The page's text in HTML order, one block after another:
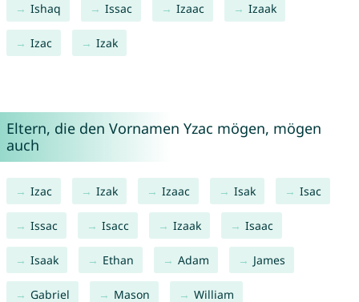
Ishaq Issac Izaac Izaak
Izac Izak
Eltern, die den Vornamen Yzac mögen, mögen
auch
Izac Izak Izaac Isak Isac
Issac Isacc Izaak Isaac
Isaak Ethan Adam James
Gabriel Mason William